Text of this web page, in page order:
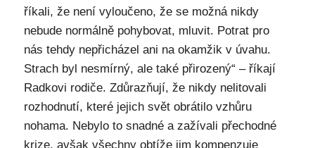
říkali, že není vyloučeno, že se možná nikdy
nebude normálně pohybovat, mluvit. Potrat pro
nás tehdy nepřicházel ani na okamžik v úvahu.
Strach byl nesmírný, ale také přirozený“ – říkají
Radkovi rodiče. Zdůrazňují, že nikdy nelitovali
rozhodnutí, které jejich svět obrátilo vzhůru
nohama. Nebylo to snadné a zažívali přechodné
krize, avšak všechny obtíže jim kompenzuje